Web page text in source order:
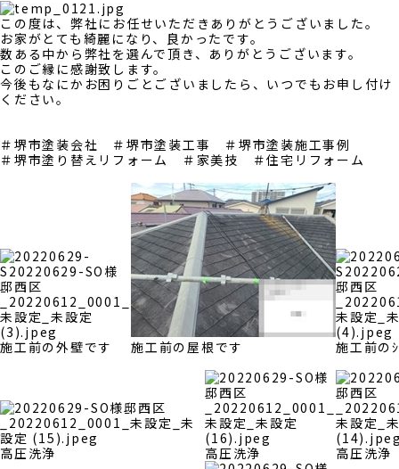
この度は、弊社にお任せいただきありがとうございました。
お家がとても綺麗になり、良かったです。
数ある中から弊社を選んで頂き、ありがとうございます。
このご縁に感謝致します。
今後もなにかお困りごとございましたら、いつでもお申し付け
ください。
＃堺市塗装会社 ＃堺市塗装工事 ＃堺市塗装施工事例
＃堺市塗り替えリフォーム ＃家美技 ＃住宅リフォーム
施工前の外壁です 施工前の屋根です 施工前の
高圧洗浄 高圧洗浄 高圧洗浄